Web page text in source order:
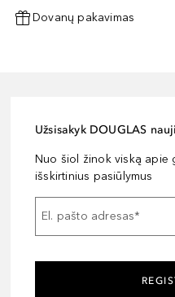
Dovanų pakavimas
Užsisakyk DOUGLAS
Nuo šiol žinok viską apie
išskirtinius pasiūlymus
El. pašto adresas*